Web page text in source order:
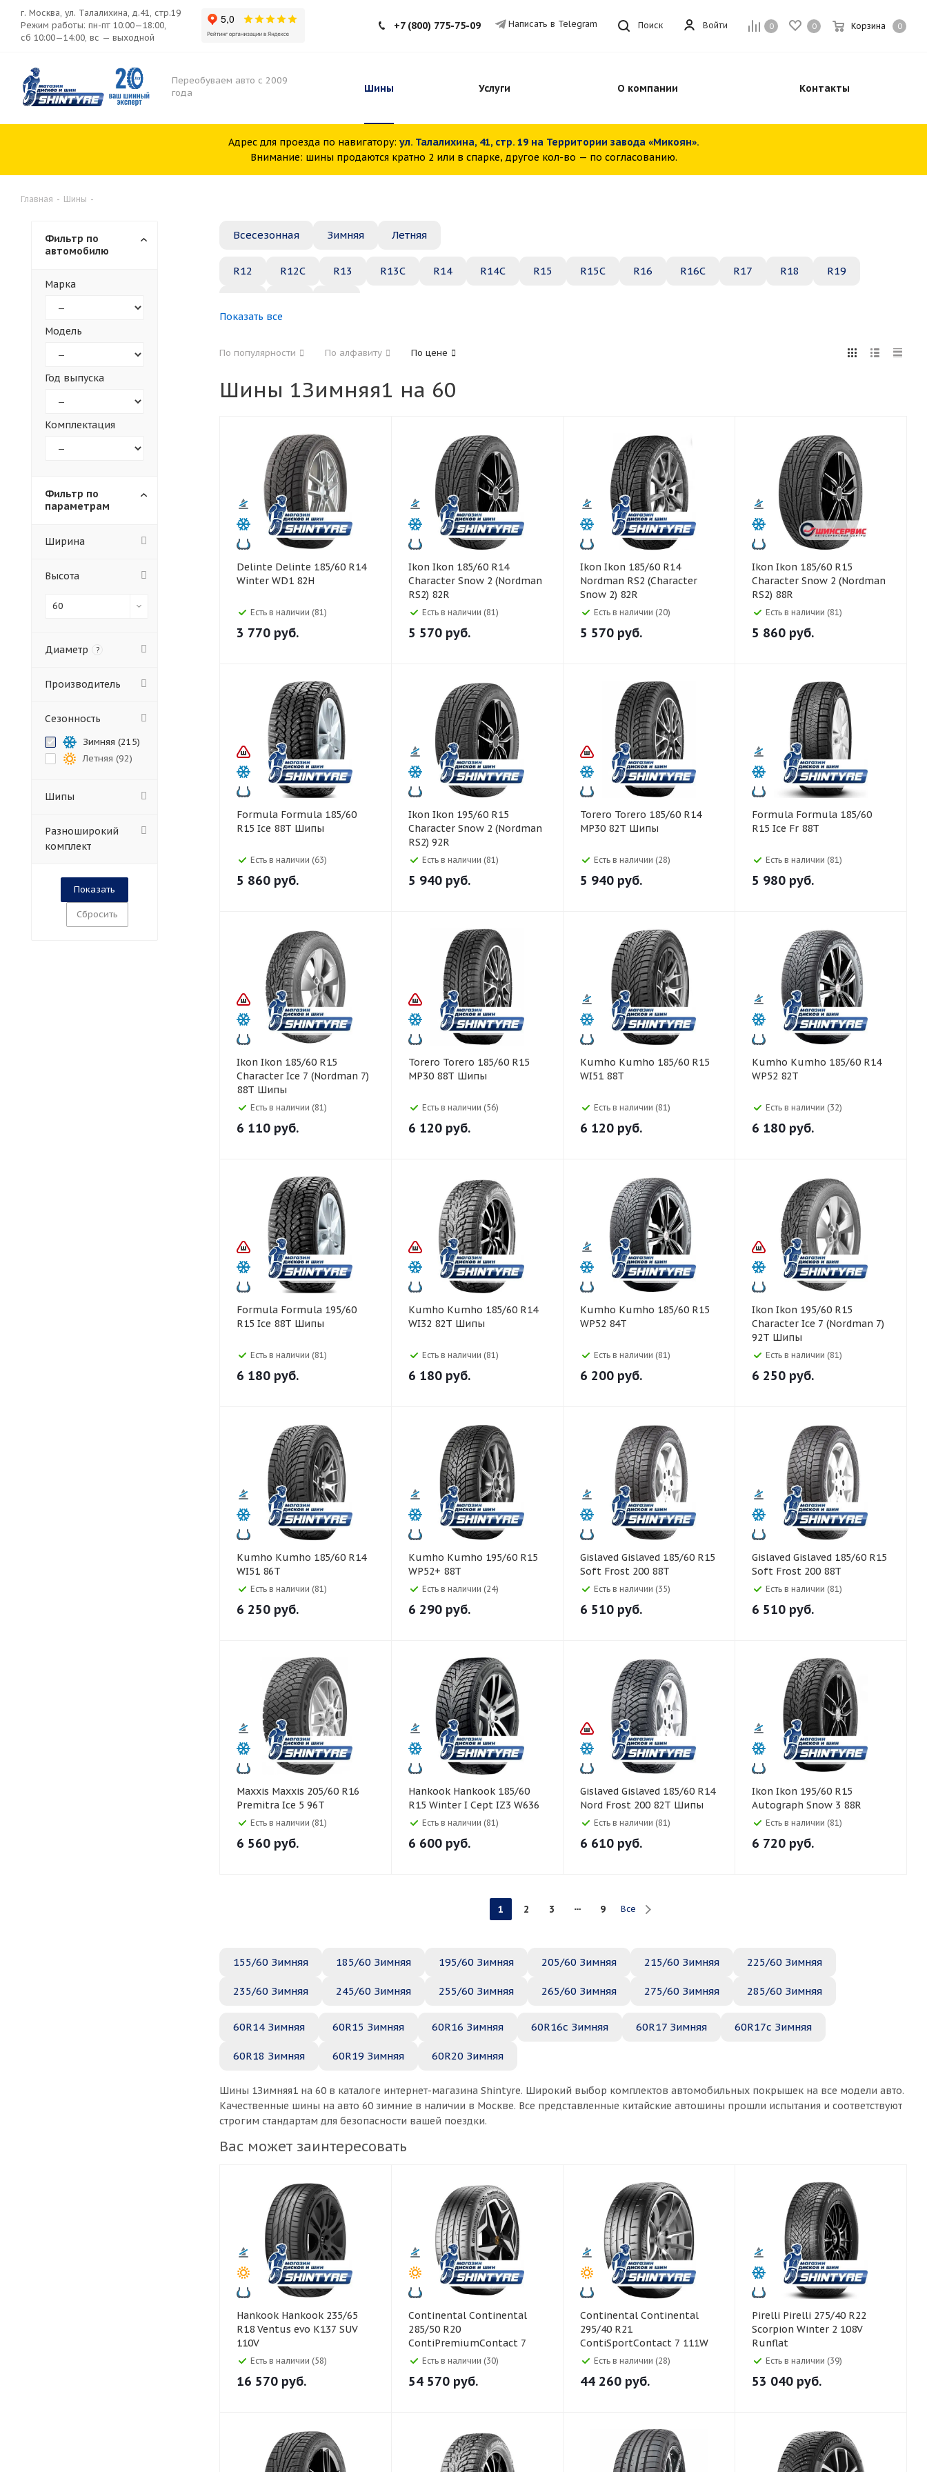
0 0 Корзина 0
Войти
г. Москва, ул. Талалихина, д.41, стр.19
Режим работы: пн-пт 10:00—18:00,
сб 10:00—14:00, вс — выходной
Поиск
+7 (800) 775-75-09 Написать в Telegram
Переобуваем авто с 2009
года
Шины Услуги О компании Контакты
Адрес для проезда по навигатору: ул. Талалихина, 41, стр. 19 на Территории завода «Микоян».
Внимание: шины продаются кратно 2 или в спарке, другое кол-во — по согласованию.
Главная - Шины -
Всесезонная Зимняя Летняя
R12 R12C R13 R13C R14 R14C R15 R15C R16 R16C R17 R18 R19
30 35 40 45 45 50
Показать все
По популярности По алфавиту По цене
Шины 1Зимняя1 на 60
Delinte Delinte 185/60 R14
Winter WD1 82H
Есть в наличии (81)
3 770 руб.
Ikon Ikon 185/60 R14
Character Snow 2 (Nordman
RS2) 82R
Есть в наличии (81)
5 570 руб.
Ikon Ikon 185/60 R14
Nordman RS2 (Character
Snow 2) 82R
Есть в наличии (20)
5 570 руб.
Ikon Ikon 185/60 R15
Character Snow 2 (Nordman
RS2) 88R
Есть в наличии (81)
5 860 руб.
Formula Formula 185/60
R15 Ice 88T Шипы
Есть в наличии (63)
5 860 руб.
Ikon Ikon 195/60 R15
Character Snow 2 (Nordman
RS2) 92R
Есть в наличии (81)
5 940 руб.
Torero Torero 185/60 R14
MP30 82T Шипы
Есть в наличии (28)
5 940 руб.
Formula Formula 185/60
R15 Ice Fr 88T
Есть в наличии (81)
5 980 руб.
Ikon Ikon 185/60 R15
Character Ice 7 (Nordman 7)
88T Шипы
Есть в наличии (81)
6 110 руб.
Torero Torero 185/60 R15
MP30 88T Шипы
Есть в наличии (56)
6 120 руб.
Kumho Kumho 185/60 R15
WI51 88T
Есть в наличии (81)
6 120 руб.
Kumho Kumho 185/60 R14
WP52 82T
Есть в наличии (32)
6 180 руб.
Formula Formula 195/60
R15 Ice 88T Шипы
Есть в наличии (81)
6 180 руб.
Kumho Kumho 185/60 R14
WI32 82T Шипы
Есть в наличии (81)
6 180 руб.
Kumho Kumho 185/60 R15
WP52 84T
Есть в наличии (81)
6 200 руб.
Ikon Ikon 195/60 R15
Character Ice 7 (Nordman 7)
92T Шипы
Есть в наличии (81)
6 250 руб.
Kumho Kumho 185/60 R14
WI51 86T
Есть в наличии (81)
6 250 руб.
Kumho Kumho 195/60 R15
WP52+ 88T
Есть в наличии (24)
6 290 руб.
Gislaved Gislaved 185/60 R15
Soft Frost 200 88T
Есть в наличии (35)
6 510 руб.
Gislaved Gislaved 185/60 R15
Soft Frost 200 88T
Есть в наличии (81)
6 510 руб.
Maxxis Maxxis 205/60 R16
Premitra Ice 5 96T
Есть в наличии (81)
6 560 руб.
Hankook Hankook 185/60
R15 Winter I Cept IZ3 W636
88TЕсть в наличии (81)
6 600 руб.
Gislaved Gislaved 185/60 R14
Nord Frost 200 82T Шипы
Есть в наличии (81)
6 610 руб.
Ikon Ikon 195/60 R15
Autograph Snow 3 88R
Есть в наличии (81)
6 720 руб.
1 2 3 9 Все
155/60 Зимняя 185/60 Зимняя 195/60 Зимняя 205/60 Зимняя 215/60 Зимняя 225/60 Зимняя
235/60 Зимняя 245/60 Зимняя 255/60 Зимняя 265/60 Зимняя 275/60 Зимняя 285/60 Зимняя
60R14 Зимняя 60R15 Зимняя 60R16 Зимняя 60R16c Зимняя 60R17 Зимняя 60R17c Зимняя
60R18 Зимняя 60R19 Зимняя 60R20 Зимняя
Шины 1Зимняя1 на 60 в каталоге интернет-магазина Shintyre. Широкий выбор комплектов автомобильных покрышек на все модели авто.
Качественные шины на авто 60 зимние в наличии в Москве. Все представленные китайские автошины прошли испытания и соответствуют
строгим стандартам для безопасности вашей поездки.
Вас может заинтересовать
Hankook Hankook 235/65
R18 Ventus evo K137 SUV
110V
Есть в наличии (58)
16 570 руб.
Continental Continental
285/50 R20
ContiPremiumContact 7
116W
Есть в наличии (30)
54 570 руб.
Continental Continental
295/40 R21
ContiSportContact 7 111W
Есть в наличии (28)
44 260 руб.
Pirelli Pirelli 275/40 R22
Scorpion Winter 2 108V
Runflat
Есть в наличии (39)
53 040 руб.
Фильтр по
автомобилю
Марка
Модель
Год выпуска
Комплектация
Фильтр по
параметрам
Ширина
Высота
60
Диаметр ?
Производитель
Сезонность
Зимняя (215)
Летняя (92)
Шипы
Разноширокий
комплект
Сбросить